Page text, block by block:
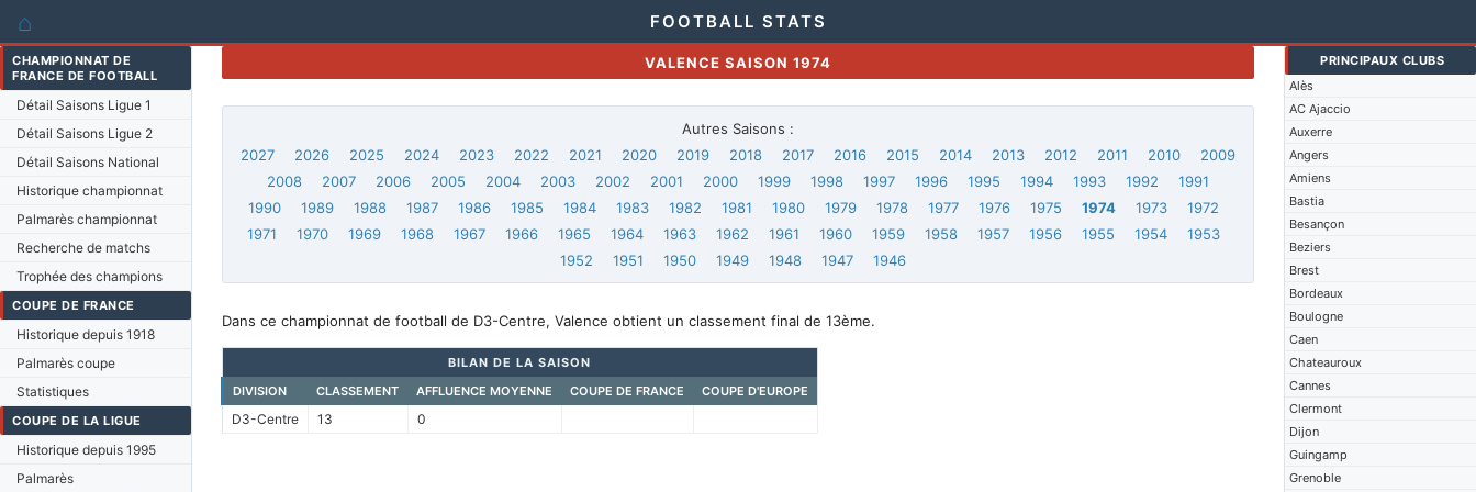
⌂ FOOTBALL STATS
CHAMPIONNAT DE
FRANCE DE FOOTBALL
Détail Saisons Ligue 1
Détail Saisons Ligue 2
Détail Saisons National
Historique championnat
Palmarès championnat
Recherche de matchs
Trophée des champions
COUPE DE FRANCE
Historique depuis 1918
Palmarès coupe
Statistiques
COUPE DE LA LIGUE
Historique depuis 1995
Palmarès
PRINCIPAUX CLUBS
Alès
AC Ajaccio
Auxerre
Angers
Amiens
Bastia
Besançon
Beziers
Brest
Bordeaux
Boulogne
Caen
Chateauroux
Cannes
Clermont
Dijon
Guingamp
Grenoble
VALENCE SAISON 1974
Autres Saisons :
2027
2026 2025 2024 2023 2022 2021 2020 2019 2018 2017 2016 2015 2014 2013 2012 2011 2010
2009
2008
2007 2006 2005 2004 2003 2002 2001 2000 1999 1998 1997 1996 1995 1994 1993 1992
1991
1990
1989 1988 1987 1986 1985 1984 1983 1982 1981 1980 1979 1978 1977 1976 1975 1974 1973
1972
1971
1970 1969 1968 1967 1966 1965 1964 1963 1962 1961 1960 1959 1958 1957 1956 1955 1954
1953
1952
1951 1950 1949 1948 1947 1946
Dans ce championnat de football de D3-Centre, Valence obtient un classement final de 13ème.
BILAN DE LA SAISON
DIVISION
CLASSEMENT AFFLUENCE MOYENNE COUPE DE FRANCE COUPE D'EUROPE
D3-Centre 13 0